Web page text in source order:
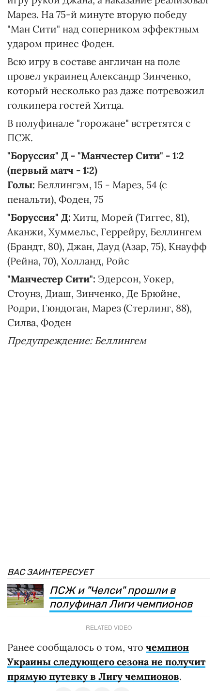
Марез. На 75-й минуте вторую победу
"Ман Сити" над соперником эффектным
ударом принес Фоден.
Всю игру в составе англичан на поле
провел украинец Александр Зинченко,
который несколько раз даже потревожил
голкипера гостей Хитца.
В полуфинале "горожане" встретятся с
ПСЖ.
"Боруссия" Д - "Манчестер Сити" - 1:2
(первый матч - 1:2)
Голы: Беллингэм, 15 - Марез, 54 (с
пенальти), Фоден, 75
"Боруссия" Д: Хитц, Морей (Тиггес, 81),
Аканжи, Хуммельс, Геррейру, Беллингем
(Брандт, 80), Джан, Дауд (Азар, 75), Кнауфф
(Рейна, 70), Холланд, Ройс
"Манчестер Сити": Эдерсон, Уокер,
Стоунз, Диаш, Зинченко, Де Брюйне,
Родри, Гюндоган, Марез (Стерлинг, 88),
Силва, Фоден
Предупреждение: Беллингем
ВАС ЗАИНТЕРЕСУЕТ
ПСЖ и "Челси" прошли в
полуфинал Лиги чемпионов
RELATED VIDEO
Ранее сообщалось о том, что чемпион
Украины следующего сезона не получит
прямую путевку в Лигу чемпионов.